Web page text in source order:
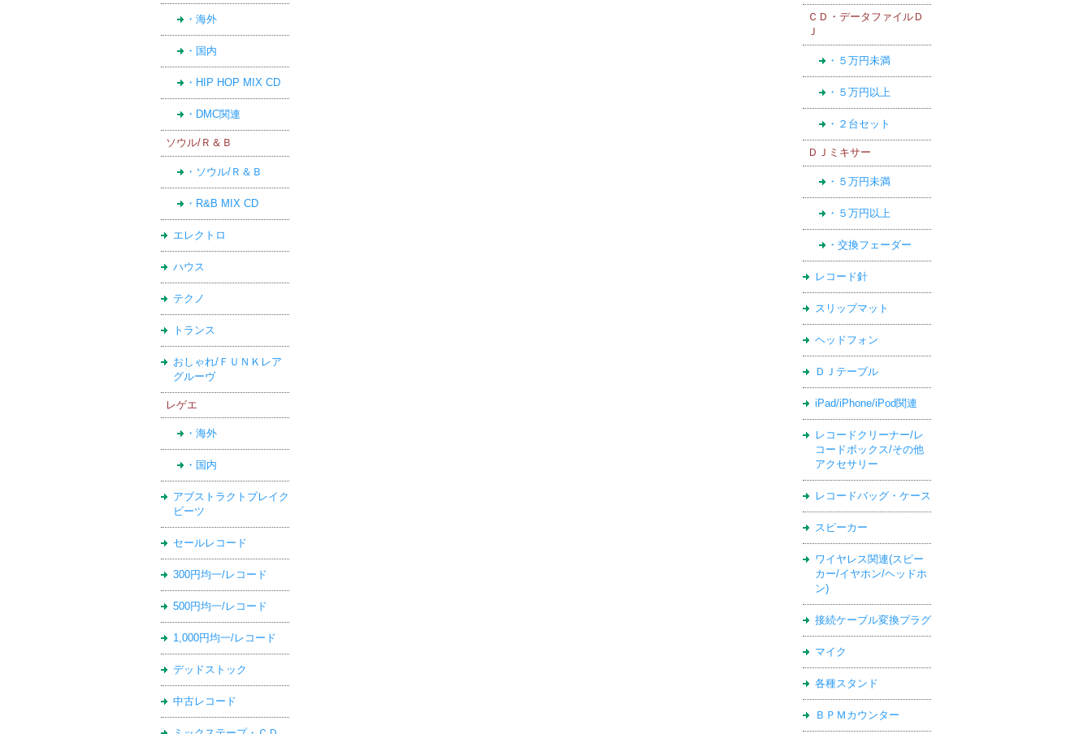
・海外
・国内
・HIP HOP MIX CD
・DMC関連
ソウル/Ｒ＆Ｂ
・ソウル/Ｒ＆Ｂ
・R&B MIX CD
エレクトロ
ハウス
テクノ
トランス
おしゃれ/ＦＵＮＫレア
グルーヴ
レゲエ
・海外
・国内
アブストラクトブレイク
ビーツ
セールレコード
300円均一/レコード
500円均一/レコード
1,000円均一/レコード
デッドストック
中古レコード
ＣＤ・データファイルＤ
Ｊ
・５万円未満
・５万円以上
・２台セット
ＤＪミキサー
・５万円未満
・５万円以上
・交換フェーダー
レコード針
スリップマット
ヘッドフォン
ＤＪテーブル
iPad/iPhone/iPod関連
レコードクリーナー/レ
コードボックス/その他
アクセサリー
レコードバッグ・ケース
スピーカー
ワイヤレス関連(スピー
カー/イヤホン/ヘッドホ
ン)
接続ケーブル変換プラグ
マイク
各種スタンド
ＢＰＭカウンター